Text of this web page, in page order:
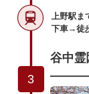
上野駅
下車→徒
3
谷中霊